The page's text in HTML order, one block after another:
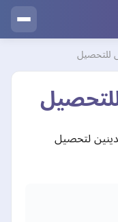
للتحصيل
لتحصيل